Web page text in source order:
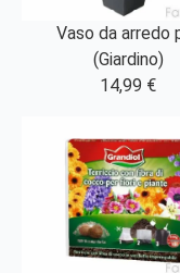
Vaso da arredo
(Giardino)
14,99 €